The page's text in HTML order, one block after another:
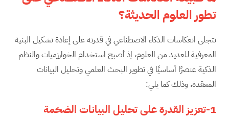
تطور العلوم الحديثة؟
تتجلى انعكاسات الذكاء الاصطناعي في قدرته على إعادة تشكيل البنية
المعرفية للعديد من العلوم، إذ أصبح استخدام الخوارزميات والنظم
الذكية عنصرًا أساسيًا في تطوير البحث العلمي وتحليل البيانات
المعقدة، وذلك كما يلي:
1-تعزيز القدرة على تحليل البيانات الضخمة